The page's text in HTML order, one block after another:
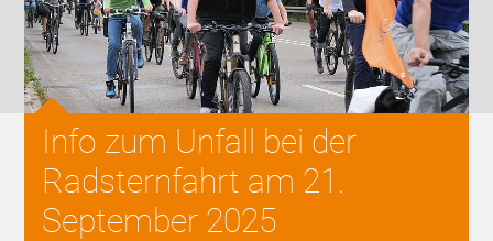
Info zum Unfall bei der
Radsternfahrt am 21.
September 2025